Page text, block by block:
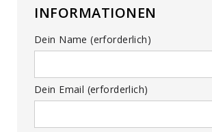
INFORMATIONEN
Dein Name (erforderlich)
Dein Email (erforderlich)